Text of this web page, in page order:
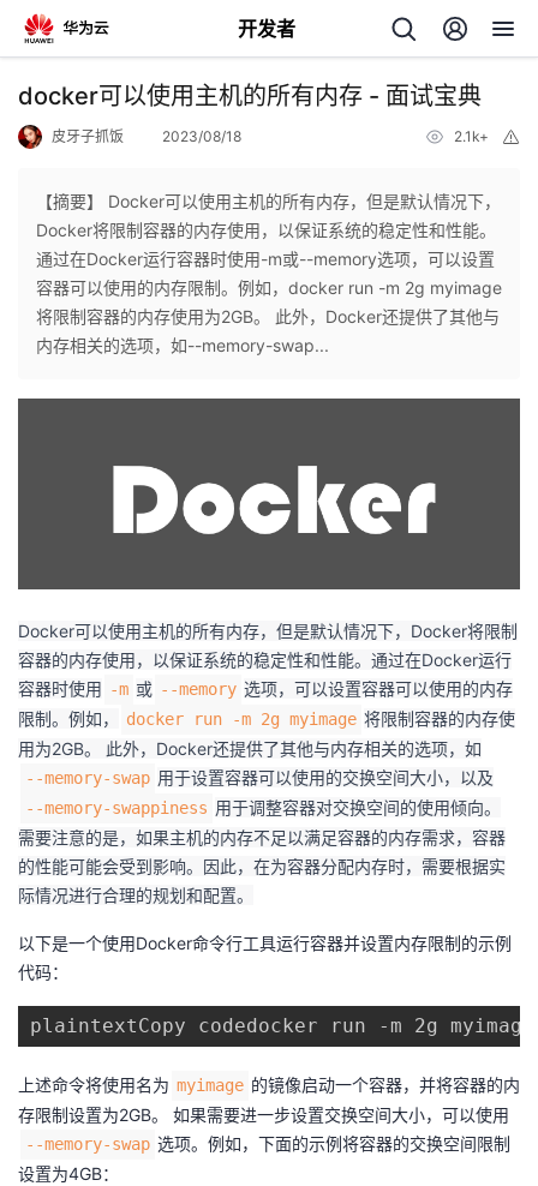
开发者
返
个
人
主
我
的
我
的
博
客
我
的
论
坛
我
的
圈
我
的
播
我
活
的
注
我
的
开
发
我
的
Programs
的
docker可以使用主机的所有内存 - 面试宝典
皮牙子抓饭 2023/08/18 2.1k+
【摘要】 Docker可以使用主机的所有内存，但是默认情况下，
Docker将限制容器的内存使用，以保证系统的稳定性和性能。
通过在Docker运行容器时使用​​-m​​或​​--memory​​选项，可以设置
容器可以使用的内存限制。例如，​​docker run -m 2g myimage​​
将限制容器的内存使用为2GB。 此外，Docker还提供了其他与
内存相关的选项，如​​--memory-swap...
Docker可以使用主机的所有内存，但是默认情况下，Docker将限制
容器的内存使用，以保证系统的稳定性和性能。通过在Docker运行
容器时使用 ​-m​ 或 ​--memory​ 选项，可以设置容器可以使用的内存
限制。例如，
​docker run -m 2g myimage​ 将限制容器的内存使
用为2GB。 此外，Docker还提供了其他与内存相关的选项，如
​--memory-swap​ 用于设置容器可以使用的交换空间大小，以及
​--memory-swappiness​ 用于调整容器对交换空间的使用倾向。
需要注意的是，如果主机的内存不足以满足容器的内存需求，容器
的性能可能会受到影响。因此，在为容器分配内存时，需要根据实
际情况进行合理的规划和配置。
以下是一个使用Docker命令行工具运行容器并设置内存限制的示例
代码：
plaintextCopy codedocker run -m 2g myimage
上述命令将使用名为​ ​myimage​ ​的镜像启动一个容器，并将容器的内
存限制设置为2GB。 如果需要进一步设置交换空间大小，可以使用​
​--memory-swap​ ​选项。例如，下面的示例将容器的交换空间限制
设置为4GB：